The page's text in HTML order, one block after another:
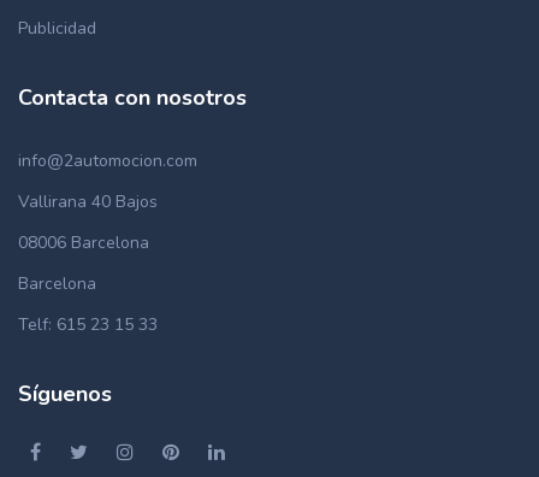
Publicidad
Contacta con nosotros
info@2automocion.com
Vallirana 40 Bajos
08006 Barcelona
Barcelona
Telf: 615 23 15 33
Síguenos